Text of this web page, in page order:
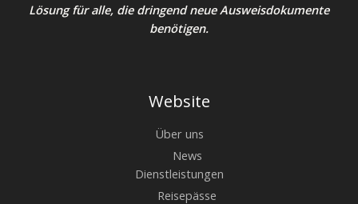
Lösung für alle, die dringend neue Ausweisdokumente
benötigen.
Website
Über uns
News
Dienstleistungen
Reisepässe